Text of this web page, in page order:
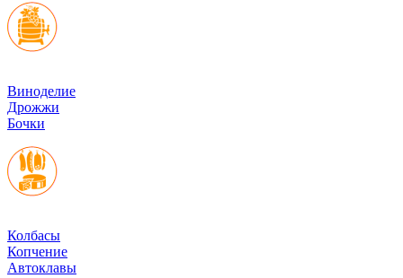
Виноделие
Дрожжи
Бочки
Колбасы
Копчение
Автоклавы